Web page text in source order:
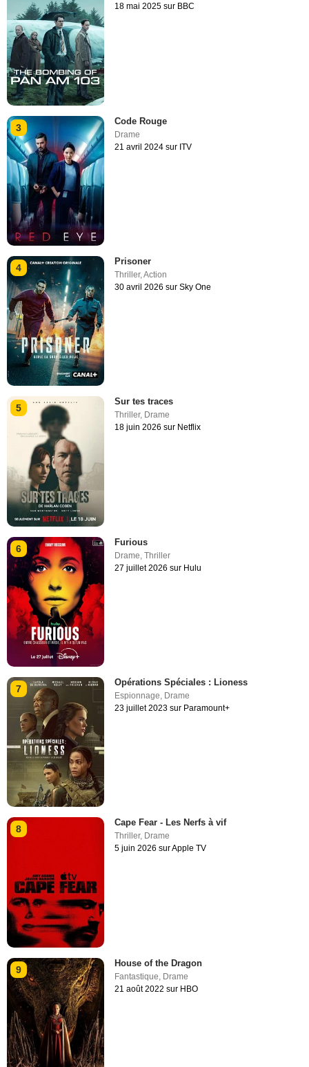
18 mai 2025 sur BBC
3
Code Rouge
Drame
21 avril 2024 sur ITV
4
Prisoner
Thriller,Action
30 avril 2026 sur Sky One
5
Sur tes traces
Thriller, Drame
18 juin 2026 sur Netflix
6
Furious
Drame ,Thriller
27 juillet 2026 sur Hulu
7
Opérations Spéciales : Lioness
Espionnage, Drame
23 juillet 2023 sur Paramount+
8
Cape Fear - Les Nerfs à vif
Thriller, Drame
5 juin 2026 sur Apple TV
9
House of the Dragon
Fantastique Drame
21 août 2022 sur HBO